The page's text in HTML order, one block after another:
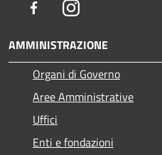
FacebookInstagram
AMMINISTRAZIONE
Organi di Governo
Aree Amministrative
Uffici
Enti e fondazioni